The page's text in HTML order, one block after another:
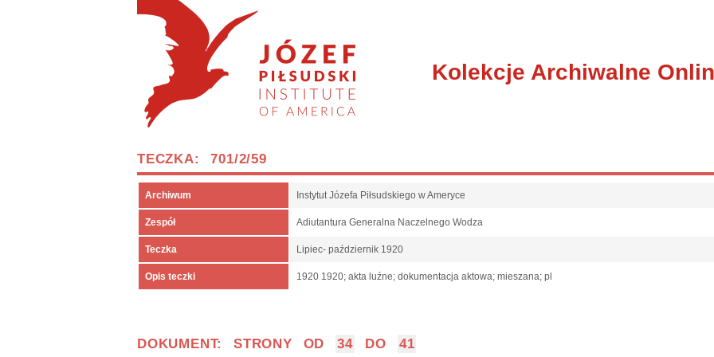
Kolekcje Archiwalne
TECZKA: 701/2/59
Archiwum Instytut Józefa Piłsudskiego w Ameryce
Zespół Adiutantura Generalna Naczelnego Wodza
Teczka Lipiec- październik 1920
Opis teczki 1920 1920; akta luźne; dokumentacja aktowa; mieszana; pl
DOKUMENT: STRONY OD 34 DO 41